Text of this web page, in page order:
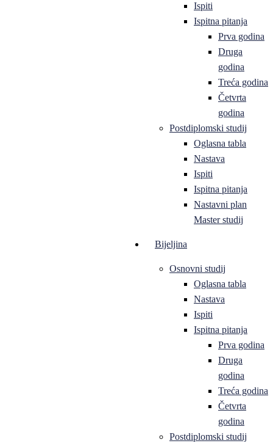
Ispiti
Ispitna pitanja
Prva godina
Druga
godina
Treća godina
Četvrta
godina
Postdiplomski studij
Oglasna tabla
Nastava
Ispiti
Ispitna pitanja
Nastavni plan
Master studij
Bijeljina
Osnovni studij
Oglasna tabla
Nastava
Ispiti
Ispitna pitanja
Prva godina
Druga
godina
Treća godina
Četvrta
godina
Postdiplomski studij